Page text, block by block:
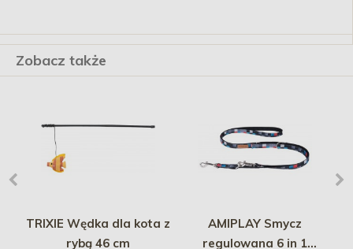
Zobacz także
TRIXIE Wędka dla kota z
rybą 46 cm
AMIPLAY Smycz
regulowana 6 in 1